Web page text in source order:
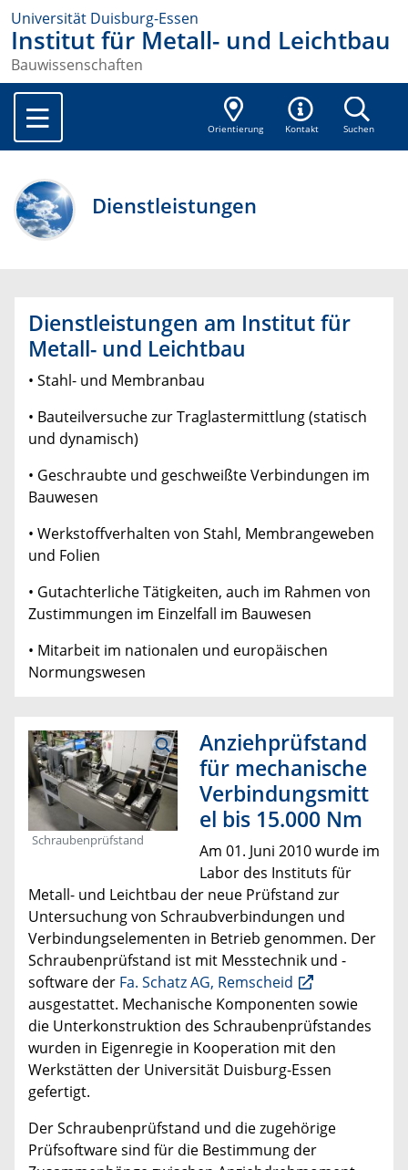
Universität Duisburg-Essen
Institut für Metall- und Leichtbau
Bauwissenschaften
Orientierung Kontakt Suchen
Dienstleistungen
Dienstleistungen am Institut für
Metall- und Leichtbau
• Stahl- und Membranbau
• Bauteilversuche zur Traglastermittlung (statisch
und dynamisch)
• Geschraubte und geschweißte Verbindungen im
Bauwesen
• Werkstoffverhalten von Stahl, Membrangeweben
und Folien
• Gutachterliche Tätigkeiten, auch im Rahmen von
Zustimmungen im Einzelfall im Bauwesen
• Mitarbeit im nationalen und europäischen
Normungswesen
Schraubenprüfstand
Anziehprüfstand
für mechanische
Verbindungsmitt
el bis 15.000 Nm
Am 01. Juni 2010 wurde im
Labor des Instituts für
Metall- und Leichtbau der neue Prüfstand zur
Untersuchung von Schraubverbindungen und
Verbindungselementen in Betrieb genommen. Der
Schraubenprüfstand ist mit Messtechnik und -
software der Fa. Schatz AG, Remscheid
ausgestattet. Mechanische Komponenten sowie
die Unterkonstruktion des Schraubenprüfstandes
wurden in Eigenregie in Kooperation mit den
Werkstätten der Universität Duisburg-Essen
gefertigt.
Der Schraubenprüfstand und die zugehörige
Prüfsoftware sind für die Bestimmung der